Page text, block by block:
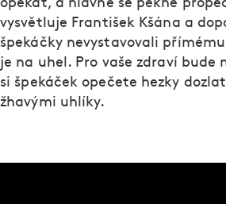
opékat, a hlavně se pěkně
vysvětluje František Kšána a
špekáčky nevystavovali
je na uhel. Pro vaše zdraví bude
si špekáček opečete hezky
žhavými uhlíky.